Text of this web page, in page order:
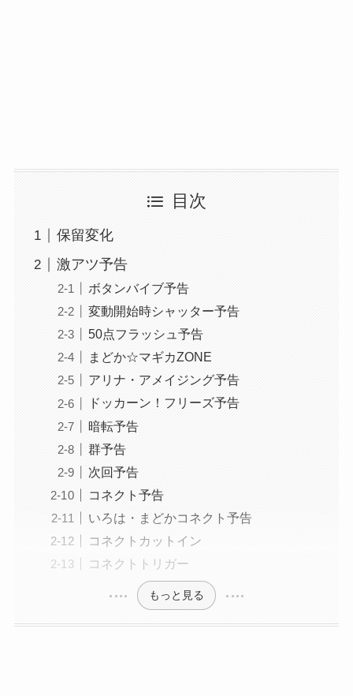
目次
保留変化
激アツ予告
ボタンバイブ予告
変動開始時シャッター予告
50点フラッシュ予告
まどか☆マギカZONE
アリナ・アメイジング予告
ドッカーン！フリーズ予告
暗転予告
群予告
次回予告
コネクト予告
いろは・まどかコネクト予告
コネクトカットイン
コネクトトリガー
もっと見る